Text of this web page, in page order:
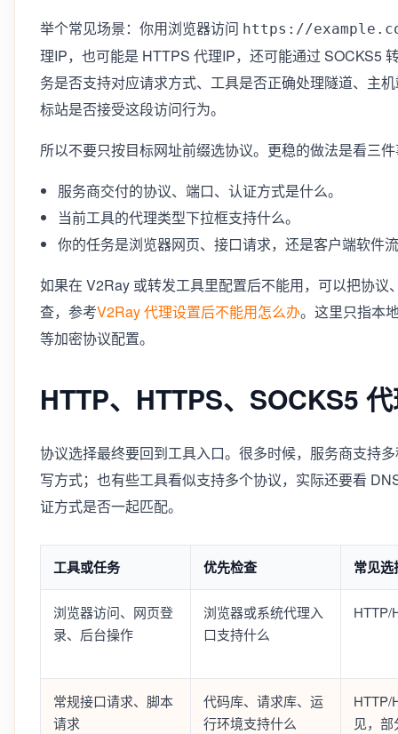
举个常见场景：你用浏览器访问 https://
理IP，也可能是 HTTPS 代理IP，还可能通过 SOCKS5
务是否支持对应请求方式、工具是否正确处理隧道、主
标站是否接受这段访问行为。
所以不要只按目标网址前缀选协议。更稳的做法是看三
服务商交付的协议、端口、认证方式是什么。
当前工具的代理类型下拉框支持什么。
你的任务是浏览器网页、接口请求，还是客户端软件
如果在 V2Ray 或转发工具里配置后不能用，可以把协议
查，参考V2Ray 代理设置后不能用怎么办。这里只指本
等加密协议配置。
HTTP、HTTPS、SOCKS5
协议选择最终要回到工具入口。很多时候，服务商支持
写方式；也有些工具看似支持多个协议，实际还要看
证方式是否一起匹配。
工具或任务 优先检查 常见选
浏览器访问、网页登
录、后台操作
浏览器或系统代理入
口支持什么
HTTP/
常规接口请求、脚本
请求
代码库、请求库、运
行环境支持什么
HTTP/
见，